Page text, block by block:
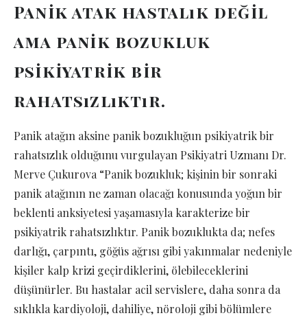
Panik atak hastalık değil
ama panik bozukluk
psikiyatrik bir
rahatsızlıktır.
Panik atağın aksine panik bozukluğun psikiyatrik bir
rahatsızlık olduğunu vurgulayan Psikiyatri Uzmanı Dr.
Merve Çukurova “Panik bozukluk; kişinin bir sonraki
panik atağının ne zaman olacağı konusunda yoğun bir
beklenti anksiyetesi yaşamasıyla karakterize bir
psikiyatrik rahatsızlıktır. Panik bozuklukta da; nefes
darlığı, çarpıntı, göğüs ağrısı gibi yakınmalar nedeniyle
kişiler kalp krizi geçirdiklerini, ölebileceklerini
düşünürler. Bu hastalar acil servislere, daha sonra da
sıklıkla kardiyoloji, dahiliye, nöroloji gibi bölümlere